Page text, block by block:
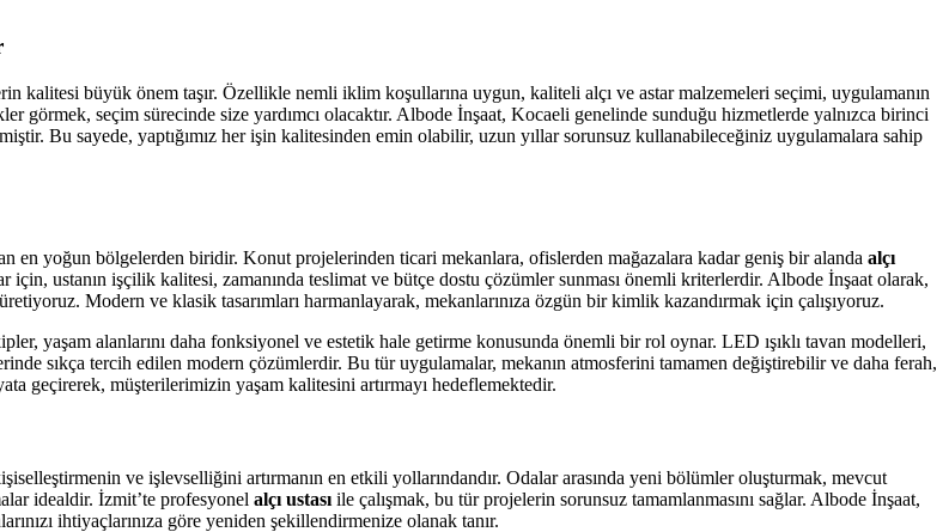
kalitesi büyük önem taşır. Özellikle nemli iklim koşullarına uygun, kaliteli alçı ve astar malzemeleri seçimi, uygulamanın
görmek, seçim sürecinde size yardımcı olacaktır. Albode İnşaat, Kocaeli genelinde sunduğu hizmetlerde yalnızca birinci
Bu sayede, yaptığımız her işin kalitesinden emin olabilir, uzun yıllar sorunsuz kullanabileceğiniz uygulamalara sahip
en yoğun bölgelerden biridir. Konut projelerinden ticari mekanlara, ofislerden mağazalara kadar geniş bir alanda alçı
için, ustanın işçilik kalitesi, zamanında teslimat ve bütçe dostu çözümler sunması önemli kriterlerdir. Albode İnşaat olarak,
Modern ve klasik tasarımları harmanlayarak, mekanlarınıza özgün bir kimlik kazandırmak için çalışıyoruz.
yaşam alanlarını daha fonksiyonel ve estetik hale getirme konusunda önemli bir rol oynar. LED ışıklı tavan modelleri,
sıkça tercih edilen modern çözümlerdir. Bu tür uygulamalar, mekanın atmosferini tamamen değiştirebilir ve daha ferah,
geçirerek, müşterilerimizin yaşam kalitesini artırmayı hedeflemektedir.
ve işlevselliğini artırmanın en etkili yollarındandır. Odalar arasında yeni bölümler oluşturmak, mevcut
idealdir. İzmit’te profesyonel alçı ustası ile çalışmak, bu tür projelerin sorunsuz tamamlanmasını sağlar. Albode İnşaat,
ihtiyaçlarınıza göre yeniden şekillendirmenize olanak tanır.